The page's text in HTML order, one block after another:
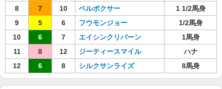
8
7 10 ベルボクサー
1 1/2馬身
9
5 6 フウモンジョー
1/2馬身
10
6 7 エイシンクリバーン
1馬身
11
8 12 ジーティースマイル
ハナ
12
6 8 シルクサンライズ 8馬身